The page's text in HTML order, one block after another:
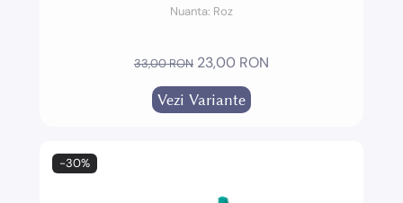
Nuanta: Roz
33,00 RON 23,00 RON
Vezi Variante
-30%